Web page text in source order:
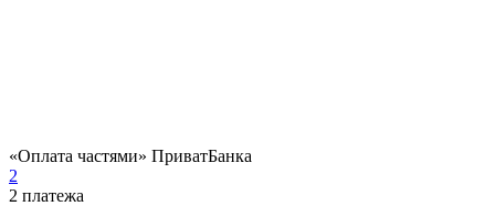
«Оплата частями» ПриватБанка
2
2 платежа